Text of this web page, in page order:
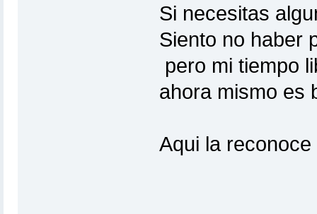
Si necesitas
Siento no haber
pero mi tiempo
ahora mismo es
Aqui la